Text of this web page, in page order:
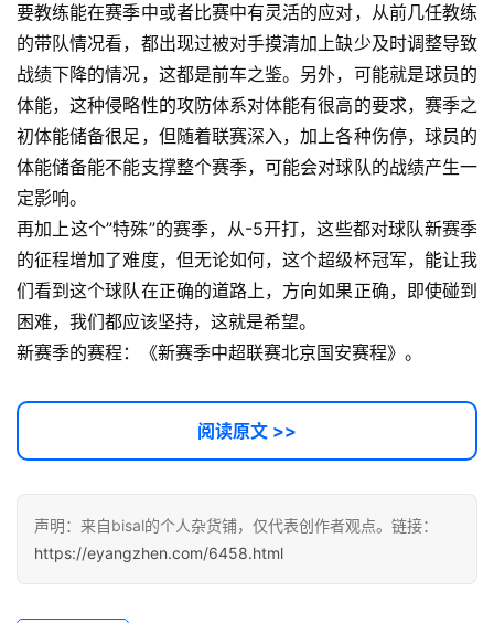
软
件
应
用
服
务
项
目
A
I
提
词
源
代
码
要教练能在赛季中或者比赛中有灵活的应对，从前几任教练
的带队情况看，都出现过被对手摸清加上缺少及时调整导致
战绩下降的情况，这都是前车之鉴。另外，可能就是球员的
体能，这种侵略性的攻防体系对体能有很高的要求，赛季之
初体能储备很足，但随着联赛深入，加上各种伤停，球员的
体能储备能不能支撑整个赛季，可能会对球队的战绩产生一
定影响。
再加上这个”特殊”的赛季，从-5开打，这些都对球队新赛季
的征程增加了难度，但无论如何，这个超级杯冠军，能让我
们看到这个球队在正确的道路上，方向如果正确，即使碰到
困难，我们都应该坚持，这就是希望。
新赛季的赛程：《新赛季中超联赛北京国安赛程》。
阅读原文 >>
声明：来自bisal的个人杂货铺，仅代表创作者观点。链接：
https://eyangzhen.com/6458.html